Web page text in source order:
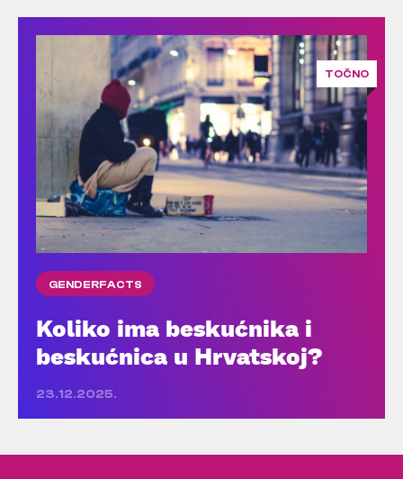
TOČNO
GENDERFACTS
Koliko ima beskućnika i
beskućnica u Hrvatskoj?
23.12.2025.